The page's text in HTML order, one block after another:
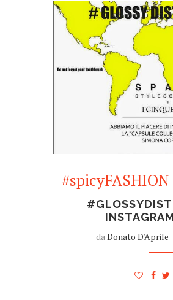
#spicyFASHION
daDonato D'Aprile